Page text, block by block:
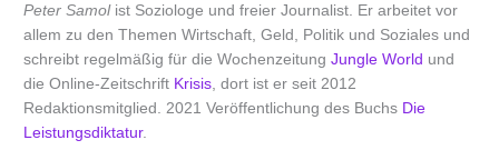
Peter Samolist Soziologe und freier Journalist. Er arbeitet vor
allem zu den Themen Wirtschaft, Geld, Politik und Soziales und
schreibt regelmäßig für die WochenzeitungJungle World und
die Online-Zeitschrift Krisis, dort ist er seit 2012
Redaktionsmitglied. 2021 Veröffentlichung des Buchs Die
Leistungsdiktatur.